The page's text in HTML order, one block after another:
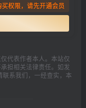
权限，请先开通会员
代表作者本人。本站仅
担相关法律责任。如发
系我们，一经查实，本